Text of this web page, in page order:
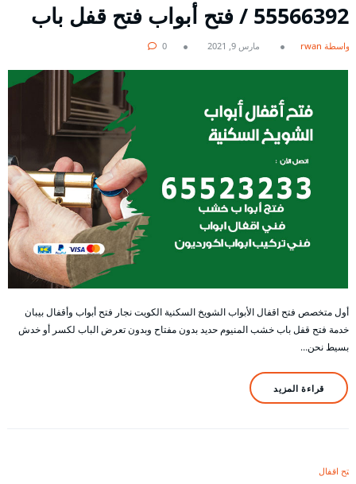
55566392 / فتح أبواب فتح قفل باب
بواسطة rwan مارس 9, 2021 0
أول متخصص فتح اقفال الأبواب الشويخ السكنية الكويت نجار فتح أبواب وأقفال بيبان
خدمة فتح قفل باب خشب المنيوم حديد بدون مفتاح وبدون تعرض الباب لكسر أو خدش
بسيط نحن…
قراءة المزيد
فتح اقفال